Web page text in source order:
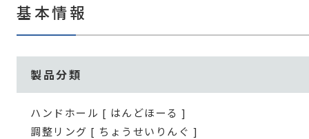
基本情報
製品分類
ハンドホール [ はんどほーる ]
調整リング [ ちょうせいりんぐ ]